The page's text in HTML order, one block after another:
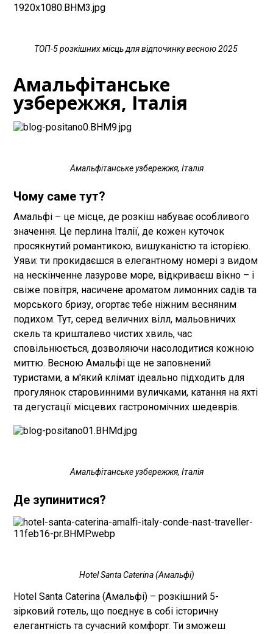
ТОП-5 розкішних місць для відпочинку весною 2025
Амальфітанське
узбережжя, Італія
Амальфітанське узбережжя, Італія
Чому саме тут?
Амальфі – це місце, де розкіш набуває особливого
значення. Це перлина Італії, де кожен куточок
просякнутий романтикою, вишуканістю та історією.
Уяви: ти прокидаєшся в елегантному номері з видом
на нескінченне лазурове море, відкриваєш вікно – і
свіже повітря, насичене ароматом лимонних садів та
морського бризу, огортає тебе ніжним весняним
подихом. Тут, серед величних вілл, мальовничих
скель та кришталево чистих хвиль, час
сповільнюється, дозволяючи насолодитися кожною
миттю. Весною Амальфі ще не заповнений
туристами, а м'який клімат ідеально підходить для
прогулянок старовинними вуличками, катання на яхті
та дегустації місцевих гастрономічних шедеврів.
Амальфітанське узбережжя, Італія
Де зупинитися?
Hotel Santa Caterina (Амальфі)
Hotel Santa Caterina (Амальфі) – розкішний 5-
зірковий готель, що поєднує в собі історичну
елегантність та сучасний комфорт. Ти зможеш